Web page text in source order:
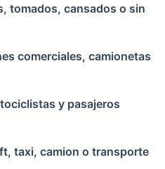
tomados, cansados o sin
comerciales, camionetas
y pasajeros
taxi, camion o transporte